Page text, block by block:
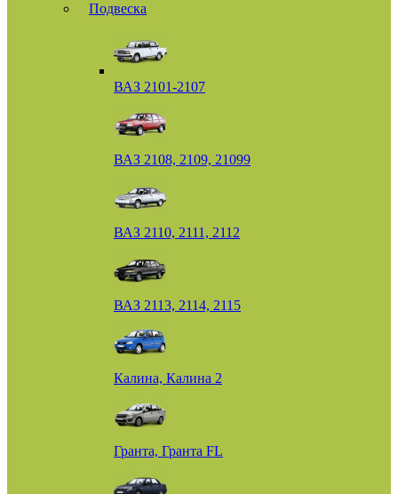
Подвеска
ВАЗ 2101-2107
ВАЗ 2108, 2109, 21099
ВАЗ 2110, 2111, 2112
ВАЗ 2113, 2114, 2115
Калина, Калина 2
Гранта, Гранта FL